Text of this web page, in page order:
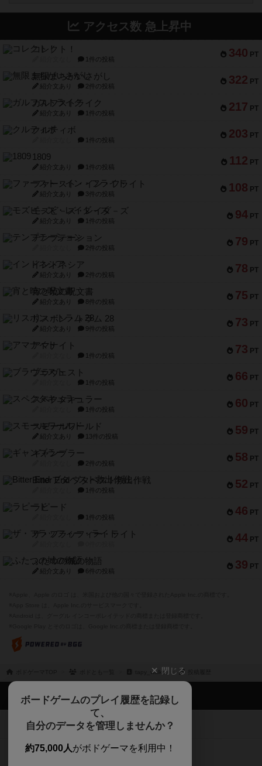
アクセス数 急上昇中
340 PT
コレクト！
1件の投稿
322 PT
無限まちがいさがし
紹介文あり 2件の投稿
217 PT
ガルフストライク
紹介文あり 1件の投稿
203 PT
クルティボ
1件の投稿
112 PT
1809
紹介文あり 1件の投稿
108 PT
ファースト・イン・フライト
紹介文あり 3件の投稿
94 PT
モズビ－ズ・レイダ－ズ
紹介文あり 1件の投稿
79 PT
テンプテーション
2件の投稿
78 PT
インドネシア
紹介文あり 2件の投稿
75 PT
宵と暁の呪文書
紹介文あり 8件の投稿
73 PT
リスボン・トラム 28
紹介文あり 9件の投稿
73 PT
アマナイト
1件の投稿
66 PT
ブラヴェスト
1件の投稿
60 PT
スペクタキュラー
1件の投稿
59 PT
スモールワールド
紹介文あり 13件の投稿
58 PT
ギャンブラー
2件の投稿
52 PT
Bitter End ブタペスト救出作戦
1件の投稿
46 PT
ラピード
1件の投稿
44 PT
ザ・フラッフィー・ライト
39 PT
ふたつの城の物語
紹介文あり 6件の投稿
tapy_walker閉じる
ボードゲームのプレイ履歴を記録し
て、
自分のデータを管理しませんか？
約75,000人がボドゲーマを利用中！
ボドゲーマTOP
ボードゲームを検索する
ボードゲームの新着レビュー